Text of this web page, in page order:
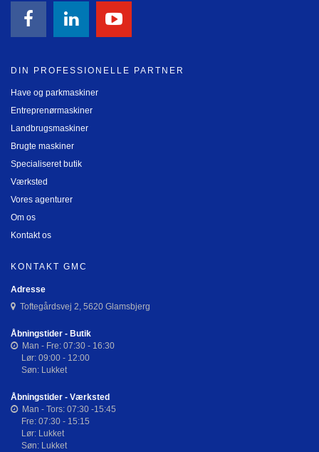
DIN PROFESSIONELLE PARTNER
Have og parkmaskiner
Entreprenørmaskiner
Landbrugsmaskiner
Brugte maskiner
Specialiseret butik
Værksted
Vores agenturer
Om os
Kontakt os
KONTAKT GMC
Adresse
Toftegårdsvej 2, 5620 Glamsbjerg
Åbningstider - Butik
Man - Fre: 07:30 - 16:30
Lør: 09:00 - 12:00
Søn: Lukket
Åbningstider - Værksted
Man - Tors: 07:30 -15:45
Fre: 07:30 - 15:15
Lør: Lukket
Søn: Lukket